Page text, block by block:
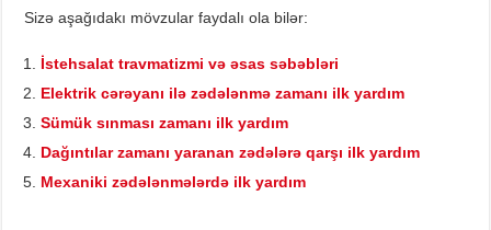
Sizə aşağıdakı mövzular faydalı ola bilər:
İstehsalat travmatizmi və əsas səbəbləri
Elektrik cərəyanı ilə zədələnmə zamanı ilk yardım
Sümük sınması zamanı ilk yardım
Dağıntılar zamanı yaranan zədələrə qarşı ilk yardım
Mexaniki zədələnmələrdə ilk yardım